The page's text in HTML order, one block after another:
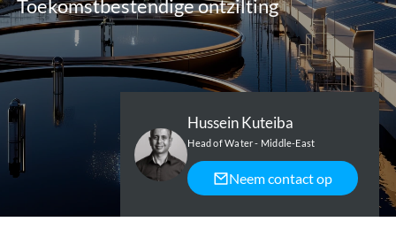
Toekomstbestendige ontzilting
Hussein Kuteiba
Head of Water - Middle-East
Neem contact op